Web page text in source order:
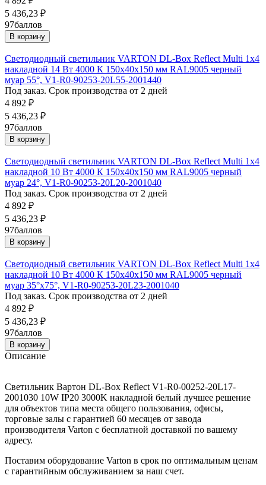
5 436,23 ₽
97баллов
В корзину
Светодиодный светильник VARTON DL-Box Reflect Multi 1x4
накладной 14 Вт 4000 К 150х40х150 мм RAL9005 черный
муар 55°, V1-R0-90253-20L55-2001440
Под заказ. Срок производства от 2 дней
4 892 ₽
5 436,23 ₽
97баллов
В корзину
Светодиодный светильник VARTON DL-Box Reflect Multi 1x4
накладной 10 Вт 4000 К 150х40х150 мм RAL9005 черный
муар 24°, V1-R0-90253-20L20-2001040
Под заказ. Срок производства от 2 дней
4 892 ₽
5 436,23 ₽
97баллов
В корзину
Светодиодный светильник VARTON DL-Box Reflect Multi 1x4
накладной 10 Вт 4000 К 150х40х150 мм RAL9005 черный
муар 35°x75°, V1-R0-90253-20L23-2001040
Под заказ. Срок производства от 2 дней
4 892 ₽
5 436,23 ₽
97баллов
В корзину
Описание
Светильник Вартон DL-Box Reflect V1-R0-00252-20L17-
2001030 10W IP20 3000K накладной белый лучшее решение
для объектов типа места общего пользования, офисы,
торговые залы с гарантией 60 месяцев от завода
производителя Varton с бесплатной доставкой по вашему
адресу.
Поставим оборудование Varton в срок по оптимальным ценам
с гарантийным обслуживанием за наш счет.